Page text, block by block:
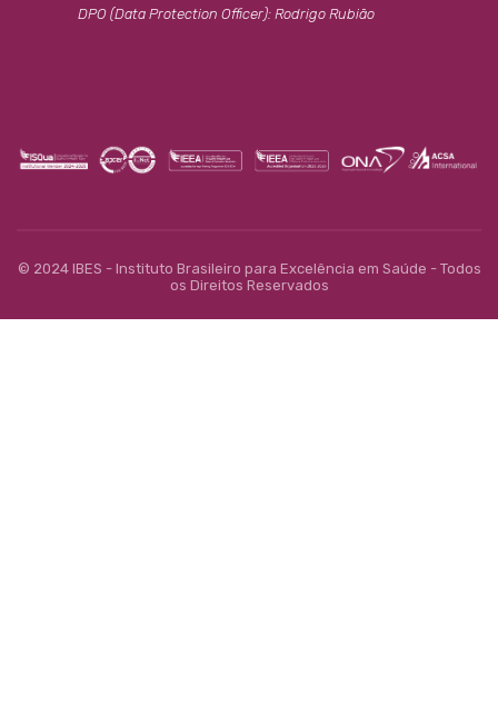
DPO (Data Protection Officer): Rodrigo Rubião
© 2024 IBES - Instituto Brasileiro para Excelência em Saúde - Todos
os Direitos Reservados